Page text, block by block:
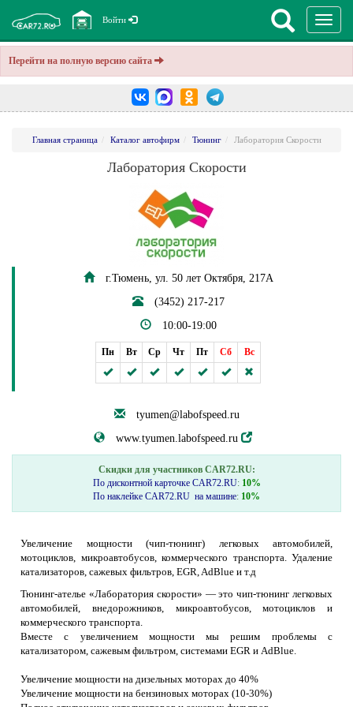
Перейти на полную версию сайта
Войти
Главная страница Каталог автофирм Тюнинг Лаборатория Скорости
Лаборатория Скорости
г.Тюмень, ул. 50 лет Октября, 217А
(3452) 217-217
10:00-19:00
Пн Вт Ср Чт Пт Сб Вс
tyumen@labofspeed.ru
www.tyumen.labofspeed.ru
Скидки для участников CAR72.RU:
По дисконтной карточке CAR72.RU: 10%
По наклейке CAR72.RU на машине: 10%
Увеличение мощности (чип-тюнинг) легковых автомобилей,
мотоциклов, микроавтобусов, коммерческого транспорта. Удаление
катализаторов, сажевых фильтров, EGR, AdBlue и т.д
Тюнинг-ателье «Лаборатория скорости» — это чип-тюнинг легковых
автомобилей, внедорожников, микроавтобусов, мотоциклов и
коммерческого транспорта.
Вместе с увеличением мощности мы решим проблемы с
катализатором, сажевым фильтром, системами EGR и AdBlue.
Увеличение мощности на дизельных моторах до 40%
Увеличение мощности на бензиновых моторах (10-30%)